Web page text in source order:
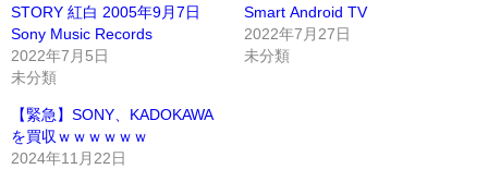
STORY 紅白 2005年9月7日
Sony Music Records
2022年7月5日
未分類
Smart Android TV
2022年7月27日
未分類
【緊急】SONY、KADOKAWA
を買収ｗｗｗｗｗｗ
2024年11月22日